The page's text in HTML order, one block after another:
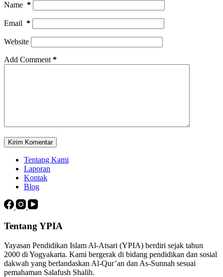
Name *
Email *
Website
Add Comment *
Kirim Komentar
Tentang Kami
Laporan
Kontak
Blog
Tentang YPIA
Yayasan Pendidikan Islam Al-Atsari (YPIA) berdiri sejak tahun
2000 di Yogyakarta. Kami bergerak di bidang pendidikan dan sosial
dakwah yang berlandaskan Al-Qur’an dan As-Sunnah sesuai
pemahaman Salafush Shalih.